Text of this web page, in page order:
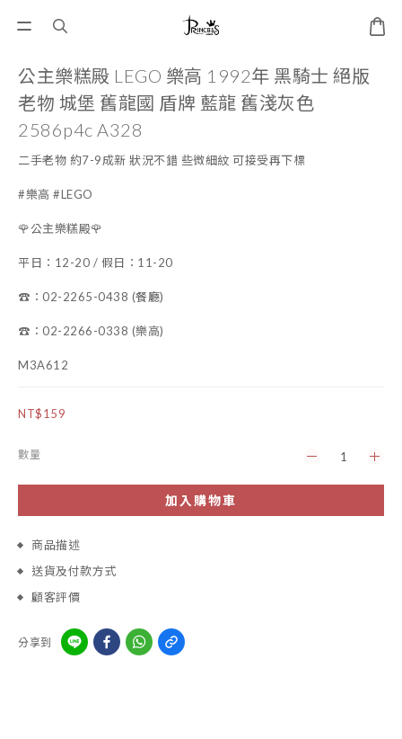
公主樂糕殿 LEGO 樂高 1992年 黑騎士 絕版
老物 城堡 舊龍國 盾牌 藍龍 舊淺灰色
2586p4c A328
二手老物 約7-9成新 狀況不錯 些微細紋 可接受再下標
#樂高 #LEGO
🌹公主樂糕殿🌹
平日：12-20 / 假日：11-20
☎️：02-2265-0438 (餐廳)
☎️：02-2266-0338 (樂高)
M3A612
NT$159
數量
加入購物車
商品描述
送貨及付款方式
顧客評價
分享到